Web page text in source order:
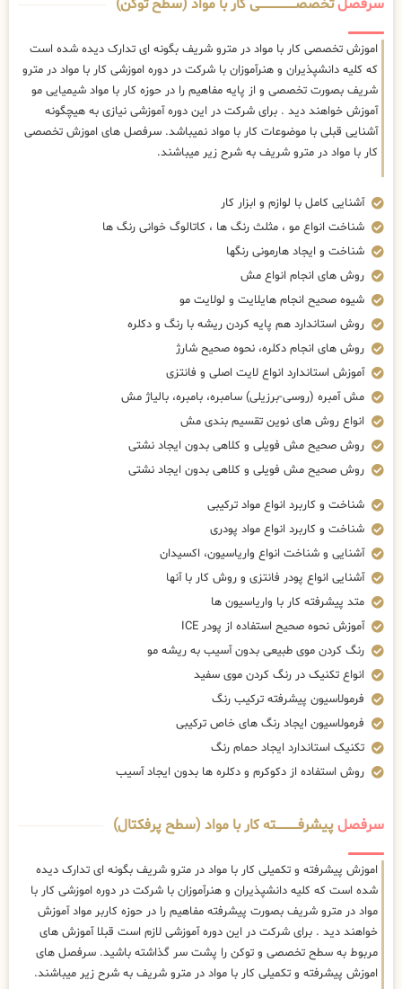
سرفصلتخصصــــــــــــــــــــی کار با مواد (سطح توکن)
اموزش تخصصی کار با مواد در مترو شریف بگونه ای تدارک دیده شده است
که کلیه دانشپذیران و هنرآموزان با شرکت در دوره اموزشی کار با مواد در مترو
شریف بصورت تخصصی و از پایه مفاهیم را در حوزه کار با مواد شیمیایی مو
آموزش خواهند دید . برای شرکت در این دوره آموزشی نیازی به هیچگونه
آشنایی قبلی با موضوعات کار با مواد نمیباشد. سرفصل های اموزش تخصصی
کار با مواد در مترو شریف به شرح زیر میباشند.
آشنایی کامل با لوازم و ابزار کار
شناخت انواع مو ، مثلث رنگ ها ، کاتالوگ خوانی رنگ ها
شناخت و ایجاد هارمونی رنگها
روش های انجام انواع مش
شیوه صحیح انجام هایلایت و لولایت مو
روش استاندارد هم پایه کردن ریشه با رنگ و دکلره
روش های انجام دکلره، نحوه صحیح شارژ
آموزش استاندارد انواع لایت اصلی و فانتزی
مش آمبره (روسی-برزیلی) سامبره، بامبره، بالیاژ مش
انواع روش های نوین تقسیم بندی مش
روش صحیح مش فویلی و کلاهی بدون ایجاد نشتی
روش صحیح مش فویلی و کلاهی بدون ایجاد نشتی
شناخت و کاربرد انواع مواد ترکیبی
شناخت و کاربرد انواع مواد پودری
آشنایی و شناخت انواع واریاسیون، اکسیدان
آشنایی انواع پودر فانتزی و روش کار با آنها
متد پیشرفته کار با واریاسیون ها
آموزش نحوه صحیح استفاده از پودر ICE
رنگ کردن موی طبیعی بدون آسیب به ریشه مو
انواع تکنیک در رنگ کردن موی سفید
فرمولاسیون پیشرفته ترکیب رنگ
فرمولاسیون ایجاد رنگ های خاص ترکیبی
تکنیک استاندارد ایجاد حمام رنگ
روش استفاده از دکوکرم و دکلره ها بدون ایجاد آسیب
سرفصلپیشرفــــــــــــته کار با مواد (سطح پرفکتال)
اموزش پیشرفته و تکمیلی کار با مواد در مترو شریف بگونه ای تدارک دیده
شده است که کلیه دانشپذیران و هنرآموزان با شرکت در دوره اموزشی کار با
مواد در مترو شریف بصورت پیشرفته مفاهیم را در حوزه کاربر مواد آموزش
خواهند دید . برای شرکت در این دوره آموزشی لازم است قبلا آموزش های
مربوط به سطح تخصصی و توکن را پشت سر گذاشته باشید. سرفصل های
اموزش پیشرفته و تکمیلی کار با مواد در مترو شریف به شرح زیر میباشند.